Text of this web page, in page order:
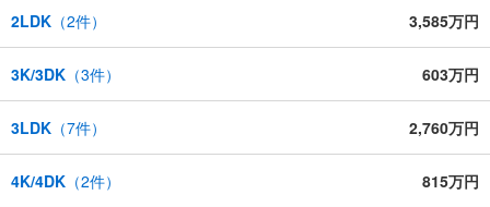
2LDK （2件） 3,585万円
3K/3DK （3件） 603万円
3LDK （7件） 2,760万円
4K/4DK （2件） 815万円